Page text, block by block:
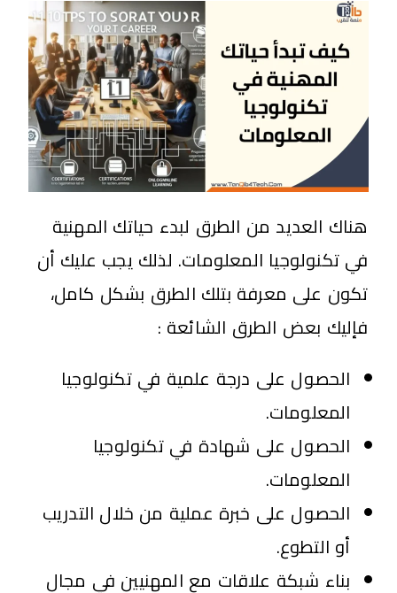
هناك العديد من الطرق لبدء حياتك المهنية
في تكنولوجيا المعلومات. لذلك يجب عليك أن
تكون على معرفة بتلك الطرق بشكل كامل،
فإليك بعض الطرق الشائعة :
الحصول على درجة علمية في تكنولوجيا
المعلومات.
الحصول على شهادة في تكنولوجيا
المعلومات.
الحصول على خبرة عملية من خلال التدريب
أو التطوع.
بناء شبكة علاقات مع المهنيين في مجال